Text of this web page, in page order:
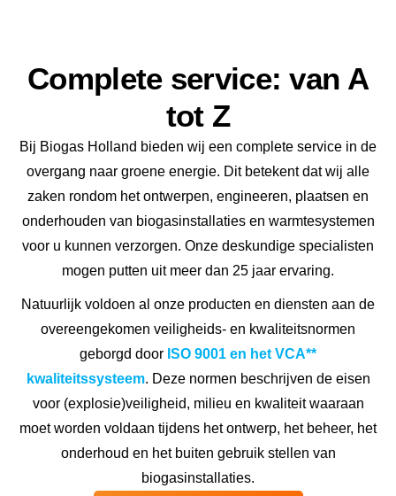
Complete service: van A
tot Z
Bij Biogas Holland bieden wij een complete service in de
overgang naar groene energie. Dit betekent dat wij alle
zaken rondom het ontwerpen, engineeren, plaatsen en
onderhouden van biogasinstallaties en warmtesystemen
voor u kunnen verzorgen. Onze deskundige specialisten
mogen putten uit meer dan 25 jaar ervaring.
Natuurlijk voldoen al onze producten en diensten aan de
overeengekomen veiligheids- en kwaliteitsnormen
geborgd door ISO 9001 en het VCA**
kwaliteitssysteem. Deze normen beschrijven de eisen
voor (explosie)veiligheid, milieu en kwaliteit waaraan
moet worden voldaan tijdens het ontwerp, het beheer, het
onderhoud en het buiten gebruik stellen van
biogasinstallaties.